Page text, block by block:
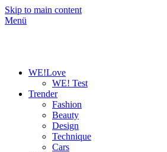
Skip to main content
Menü
WE!Love
WE! Test
Trender
Fashion
Beauty
Design
Technique
Cars